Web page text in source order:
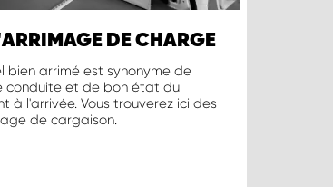
DE CHARGE
bien arrimé est synonyme de
conduite et de bon état du
à l'arrivée. Vous trouverez ici des
de cargaison.